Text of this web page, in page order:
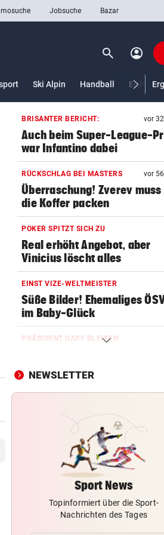
Jobsuche Bazar
search Suchen
account_circle
Ski Alpin Handball
BRISANTER BERICHT: vor
Auch beim Super-League-
war Infantino dabei
RÜCKSCHLAG BEI MASTERS vor
Überraschung! Zverev
die Koffer packen
POKER SPITZT SICH ZU
Real erhöht Angebot, aber
Vinicius löscht alles
EINST VIZE-WELTMEISTER
Süße Bilder! Ehemaliges
im Baby-Glück
PRÄSIDENT DARF BLEIBEN
FIFA Infantino
KONSEQUENZEN GEFORDERT
bei WM-Teilnehmer!
BEI SEINEM NEO-KLUB
Gefeiert wie Rockstar: So viel
kassiert WM-Held!
ASLY NACH ASIEN CUP
Iranische Spielerinnen in
NEWSLETTER
Sport News
Topinformiert über die Sport-
Nachrichten des Tages